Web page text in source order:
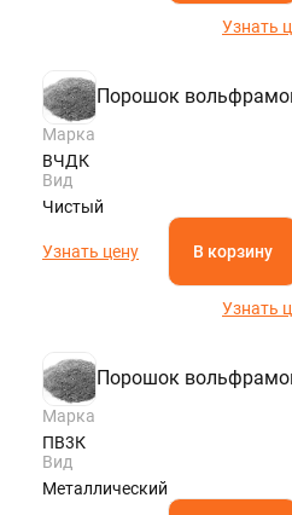
Узнать
Порошок
Марка
ВЧДК
Вид
Чистый
Узнать цену В корзину
Узнать
Порошок
Марка
ПВ3К
Вид
Металлический